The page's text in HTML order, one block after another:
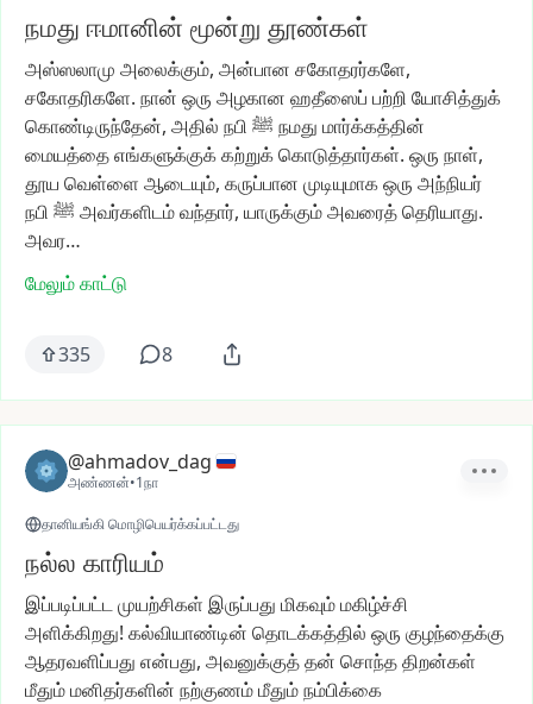
நமது ஈமானின் மூன்று தூண்கள்
அஸ்ஸலாமு அலைக்கும், அன்பான சகோதரர்களே,
சகோதரிகளே. நான் ஒரு அழகான ஹதீஸைப் பற்றி யோசித்துக்
கொண்டிருந்தேன், அதில் நபி ﷺ நமது மார்க்கத்தின்
மையத்தைஎங்களுக்குக்கற்றுக்கொடுத்தார்கள். ஒரு நாள்,
தூய வெள்ளை ஆடையும், கருப்பான முடியுமாகஒரு அந்நியர்
நபி ﷺ அவர்களிடம்வந்தார், யாருக்கும்அவரைத்தெரியாது.
அவர…
மேலும் காட்டு
335 8
@ahmadov_dag
அண்ணன்•1நா
தானியங்கி மொழிபெயர்க்கப்பட்டது
நல்ல காரியம்
இப்படிப்பட்டமுயற்சிகள் இருப்பது மிகவும்மகிழ்ச்சி
அளிக்கிறது! கல்வியாண்டின் தொடக்கத்தில் ஒரு குழந்தைக்கு
ஆதரவளிப்பது என்பது, அவனுக்குத்தன் சொந்ததிறன்கள்
மீதும்மனிதர்களின் நற்குணம்மீதும்நம்பிக்கை